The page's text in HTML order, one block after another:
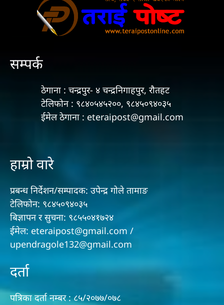
सम्पर्क
ठेगाना : चन्द्रपुर- ४ चन्द्रनिगाहपुर, रौतहट
टेलिफोन : ९८४०५४५२००, ९८४५०९४०३५
ईमेल ठेगाना : eteraipost@gmail.com
हाम्रो वारे
प्रबन्ध निर्देशन/सम्पादक: उपेन्द्र गोले तामाङ
टेलिफोन: ९८४५०९४०३५
बिज्ञापन र सुचना: ९८५५०४१७२४
ईमेल: eteraipost@gmail.com /
upendragole132@gmail.com
दर्ता
पत्रिका दर्ता नम्बर : ८५/२०७७/०७८